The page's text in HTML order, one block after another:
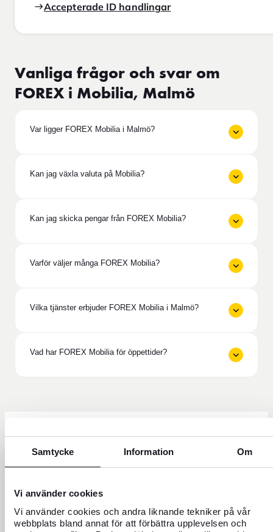
Samtycke Information Om
Vi använder cookies
Vi använder cookies och andra liknande tekniker på vår
webbplats bland annat för att förbättra upplevelsen och
Accepterade ID handlingar
Vanliga frågor och svar om
FOREX i Mobilia, Malmö
Var ligger FOREX Mobilia i Malmö?
Kan jag växla valuta på Mobilia?
Kan jag skicka pengar från FOREX Mobilia?
Varför väljer många FOREX Mobilia?
Vilka tjänster erbjuder FOREX Mobilia i Malmö?
Vad har FOREX Mobilia för öppettider?